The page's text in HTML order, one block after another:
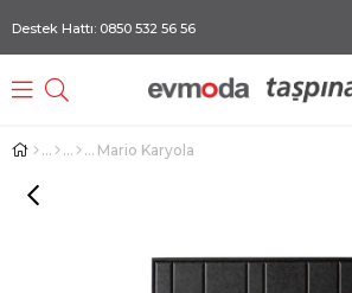
Destek Hattı: 0850 532 56 56
Mario Karyola